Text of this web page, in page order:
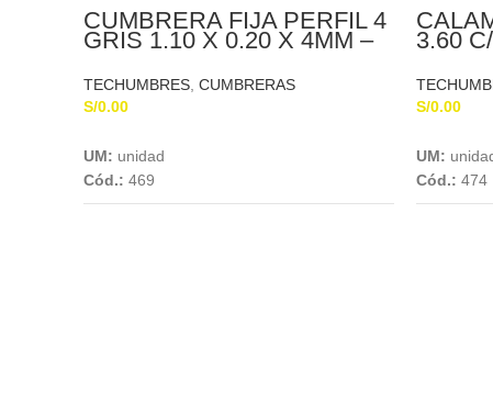
CUMBRERA FIJA PERFIL 4
GRIS 1.10 X 0.20 X 4MM –
TECHUMBRES CUMBRERAS
S/0.00
UM: unidad
Cód.: 469
3.60
S/0.00
UM:
Cód.: 474